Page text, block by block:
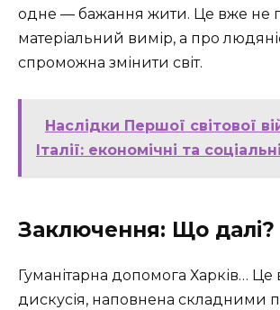
одне — бажання жити. Це вже не
матеріальний вимір, а про
спроможна змінити світ.
Наслідки Першої світової
Італії: економічні та
Заключення: Що далі?
Гуманітарна допомога Харків… Це
дискусія, наповнена складними